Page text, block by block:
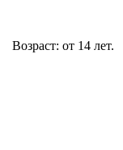
Возраст: от 14 лет.